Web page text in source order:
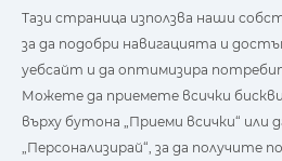
Станете дистрибутор
Новини
Видеа
FAQ - Често задавани въпроси
Тази страница използва наши
трети страни, за да
достъпността на нашия
Тази страница използва наши
за да подобри навигацията и
уебсайт и да оптимизира
Можете да приемете всички
върху бутона „Приеми всички“ или
„Персонализирай“, за да получите